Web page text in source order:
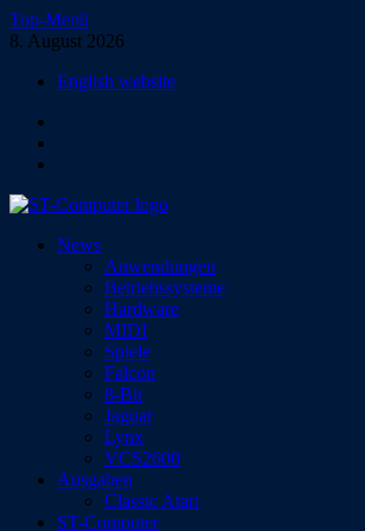
Zum
Inhalt
Top-Menü
8. August 2026
English website
ST-Computer
Das Magazin für Atari-Computer und -Konsolen
News
Anwendungen
Betriebssysteme
Hardware
MIDI
Spiele
Falcon
8-Bit
Jaguar
Lynx
VCS2600
Ausgaben
Classic Atari
ST-Computer